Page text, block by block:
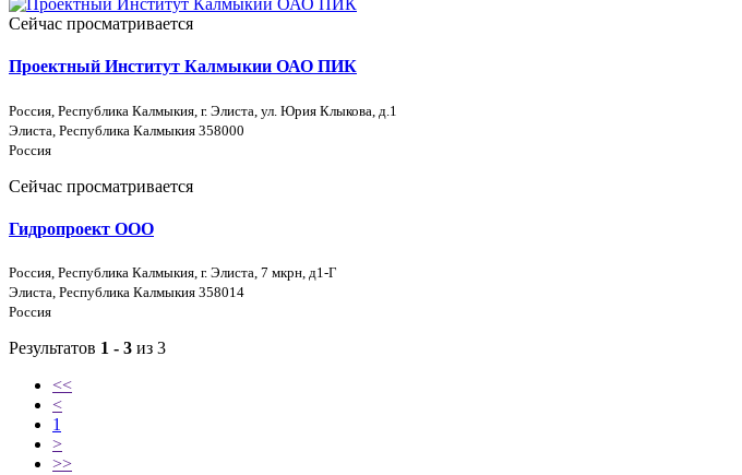
Сейчас просматривается
Проектный Институт Калмыкии ОАО ПИК
Россия, Республика Калмыкия, г. Элиста, ул. Юрия Клыкова, д.1
Элиста, Республика Калмыкия 358000
Россия
Сейчас просматривается
Гидропроект ООО
Россия, Республика Калмыкия, г. Элиста, 7 мкрн, д1-Г
Элиста, Республика Калмыкия 358014
Россия
Результатов 1 - 3 из 3
<<
<
1
>
>>